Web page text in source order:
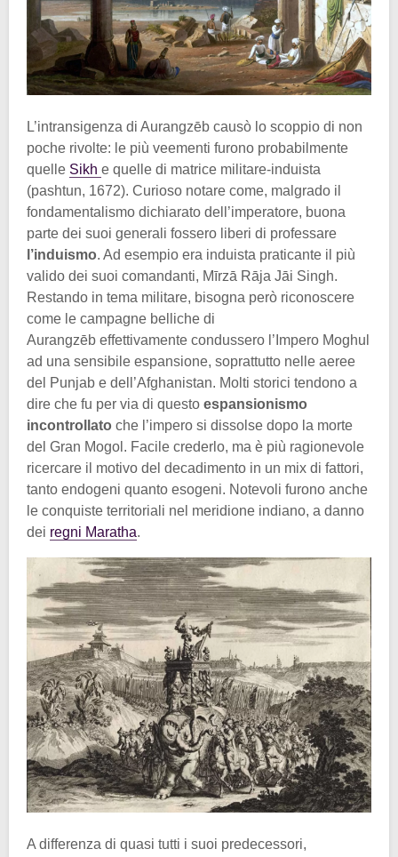
L’intransigenza di Aurangzēb causò lo scoppio di non
poche rivolte: le più veementi furono probabilmente
quelle Sikh e quelle di matrice militare-induista
(pashtun, 1672). Curioso notare come, malgrado il
fondamentalismo dichiarato dell’imperatore, buona
parte dei suoi generali fossero liberi di professare
l’induismo. Ad esempio era induista praticante il più
valido dei suoi comandanti, Mīrzā Rāja Jāi Singh.
Restando in tema militare, bisogna però riconoscere
come le campagne belliche di
Aurangzēb effettivamente condussero l’Impero Moghul
ad una sensibile espansione, soprattutto nelle aeree
del Punjab e dell’Afghanistan. Molti storici tendono a
dire che fu per via di questo espansionismo
incontrollato che l’impero si dissolse dopo la morte
del Gran Mogol. Facile crederlo, ma è più ragionevole
ricercare il motivo del decadimento in un mix di fattori,
tanto endogeni quanto esogeni. Notevoli furono anche
le conquiste territoriali nel meridione indiano, a danno
dei regni Maratha.
A differenza di quasi tutti i suoi predecessori,